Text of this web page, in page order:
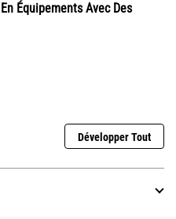
Équipements Avec Des
Développer Tout